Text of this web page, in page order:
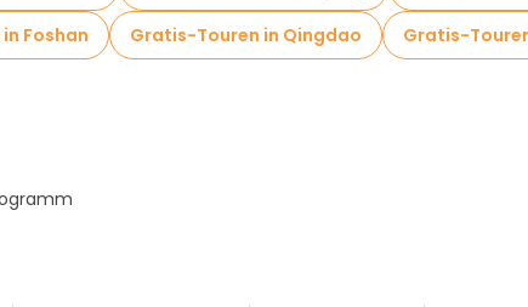
Foshan Gratis-Touren in Qingdao Gratis-